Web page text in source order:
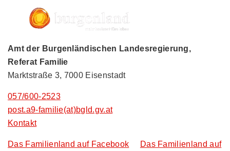
Amt der Burgenländischen Landesregierung,
Referat Familie
Marktstraße 3, 7000 Eisenstadt
057/600-2523
post.a9-familie(at)bgld.gv.at
Kontakt
Das Familienland auf Facebook
Das Familienland auf